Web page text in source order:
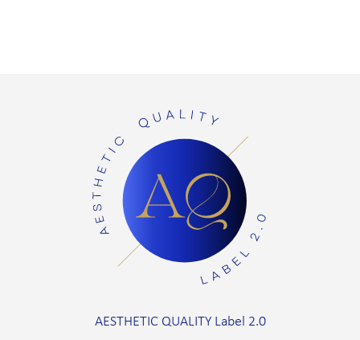
AESTHETIC QUALITY Label 2.0